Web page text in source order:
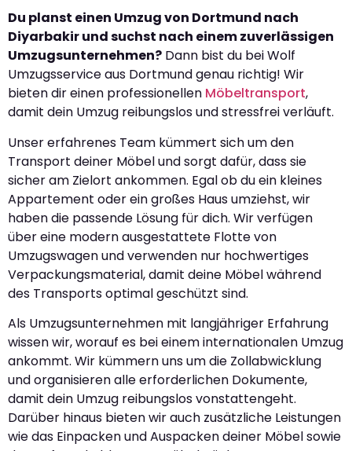
Du planst einen Umzug von Dortmund nach
Diyarbakir und suchst nach einem zuverlässigen
Umzugsunternehmen? Dann bist du bei Wolf
Umzugsservice aus Dortmund genau richtig! Wir
bieten dir einen professionellen Möbeltransport,
damit dein Umzug reibungslos und stressfrei verläuft.
Unser erfahrenes Team kümmert sich um den
Transport deiner Möbel und sorgt dafür, dass sie
sicher am Zielort ankommen. Egal ob du ein kleines
Appartement oder ein großes Haus umziehst, wir
haben die passende Lösung für dich. Wir verfügen
über eine modern ausgestattete Flotte von
Umzugswagen und verwenden nur hochwertiges
Verpackungsmaterial, damit deine Möbel während
des Transports optimal geschützt sind.
Als Umzugsunternehmen mit langjähriger Erfahrung
wissen wir, worauf es bei einem internationalen Umzug
ankommt. Wir kümmern uns um die Zollabwicklung
und organisieren alle erforderlichen Dokumente,
damit dein Umzug reibungslos vonstattengeht.
Darüber hinaus bieten wir auch zusätzliche Leistungen
wie das Einpacken und Auspacken deiner Möbel sowie